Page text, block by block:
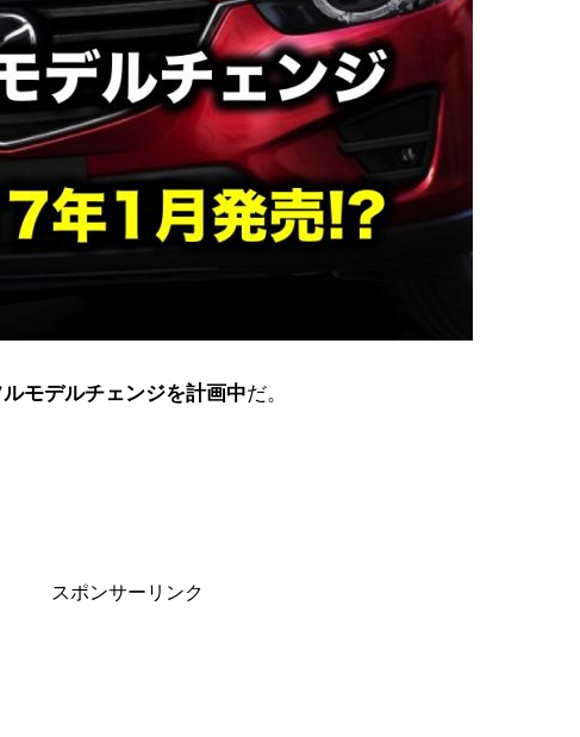
モデルチェンジを計画中だ。
スポンサーリンク